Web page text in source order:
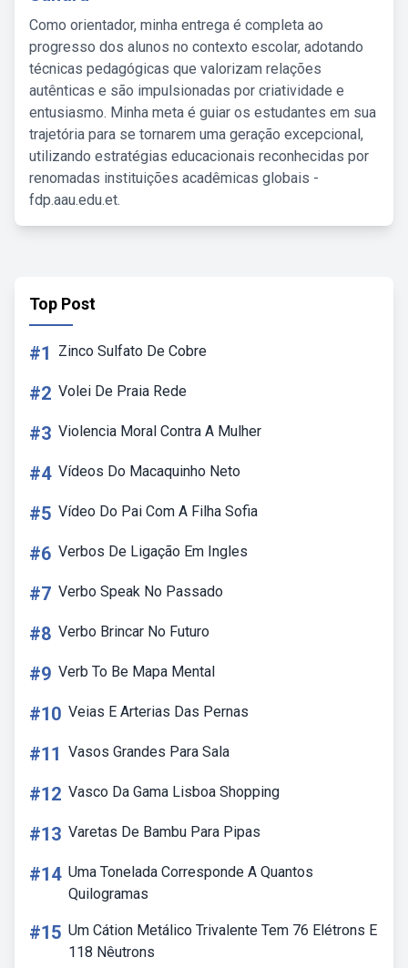
Como orientador, minha entrega é completa ao
progresso dos alunos no contexto escolar, adotando
técnicas pedagógicas que valorizam relações
autênticas e são impulsionadas por criatividade e
entusiasmo. Minha meta é guiar os estudantes em sua
trajetória para se tornarem uma geração excepcional,
utilizando estratégias educacionais reconhecidas por
renomadas instituições acadêmicas globais -
fdp.aau.edu.et.
Top Post
#1 Zinco Sulfato De Cobre
#2 Volei De Praia Rede
#3 Violencia Moral Contra A Mulher
#4 Vídeos Do Macaquinho Neto
#5 Vídeo Do Pai Com A Filha Sofia
#6 Verbos De Ligação Em Ingles
#7 Verbo Speak No Passado
#8 Verbo Brincar No Futuro
#9 Verb To Be Mapa Mental
#10 Veias E Arterias Das Pernas
#11 Vasos Grandes Para Sala
#12 Vasco Da Gama Lisboa Shopping
#13 Varetas De Bambu Para Pipas
#14 Uma Tonelada Corresponde A Quantos
Quilogramas
#15 Um Cátion Metálico Trivalente Tem 76 Elétrons E
118 Nêutrons